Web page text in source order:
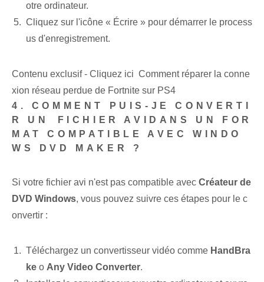
otre ⁢ordinateur.
Cliquez sur l'icône « Écrire » pour démarrer le process
us d'enregistrement.
Contenu exclusif - Cliquez ici Comment réparer la conne
xion réseau perdue de Fortnite sur PS4
4. COMMENT PUIS-JE CONVERTI
R UN ⁢FICHIER AVI‌DANS UN FOR
MAT COMPATIBLE AVEC‌ WINDO
WS DVD MAKER ?
Si votre fichier ⁤avi n'est pas compatible avec Créateur de
DVD⁣ Windows‌, vous pouvez suivre ces étapes pour le c
onvertir :
Téléchargez un convertisseur vidéo comme HandBra
ke o Any Video Converter.